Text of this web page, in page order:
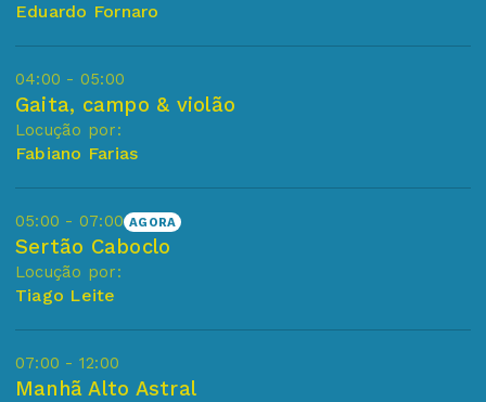
Eduardo Fornaro
04:00 - 05:00
Gaita, campo & violão
Locução por:
Fabiano Farias
05:00 - 07:00 AGORA
Sertão Caboclo
Locução por:
Tiago Leite
07:00 - 12:00
Manhã Alto Astral